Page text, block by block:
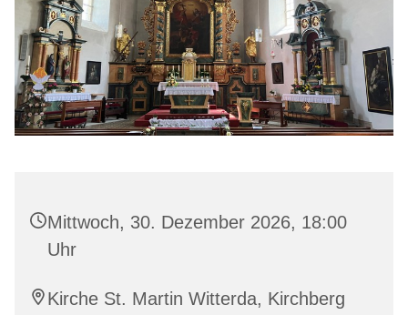
Mittwoch, 30. Dezember 2026, 18:00
Uhr
Kirche St. Martin Witterda, Kirchberg